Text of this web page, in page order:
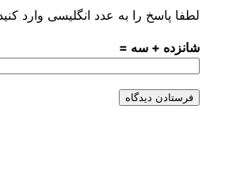
را به عدد انگلیسی وارد کنید:
+ سه =